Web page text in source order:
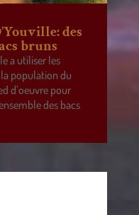
des
bruns
a utiliser les
population du
d’oeuvre pour
des bacs